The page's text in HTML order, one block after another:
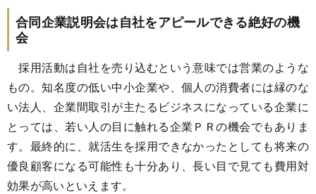
合同企業説明会は自社をアピールできる絶好の機
会
採用活動は自社を売り込むという意味では営業のような
もの。知名度の低い中小企業や、個人の消費者には縁のな
い法人、企業間取引が主たるビジネスになっている企業に
とっては、若い人の目に触れる企業ＰＲの機会でもありま
す。最終的に、就活生を採用できなかったとしても将来の
優良顧客になる可能性も十分あり、長い目で見ても費用対
効果が高いといえます。